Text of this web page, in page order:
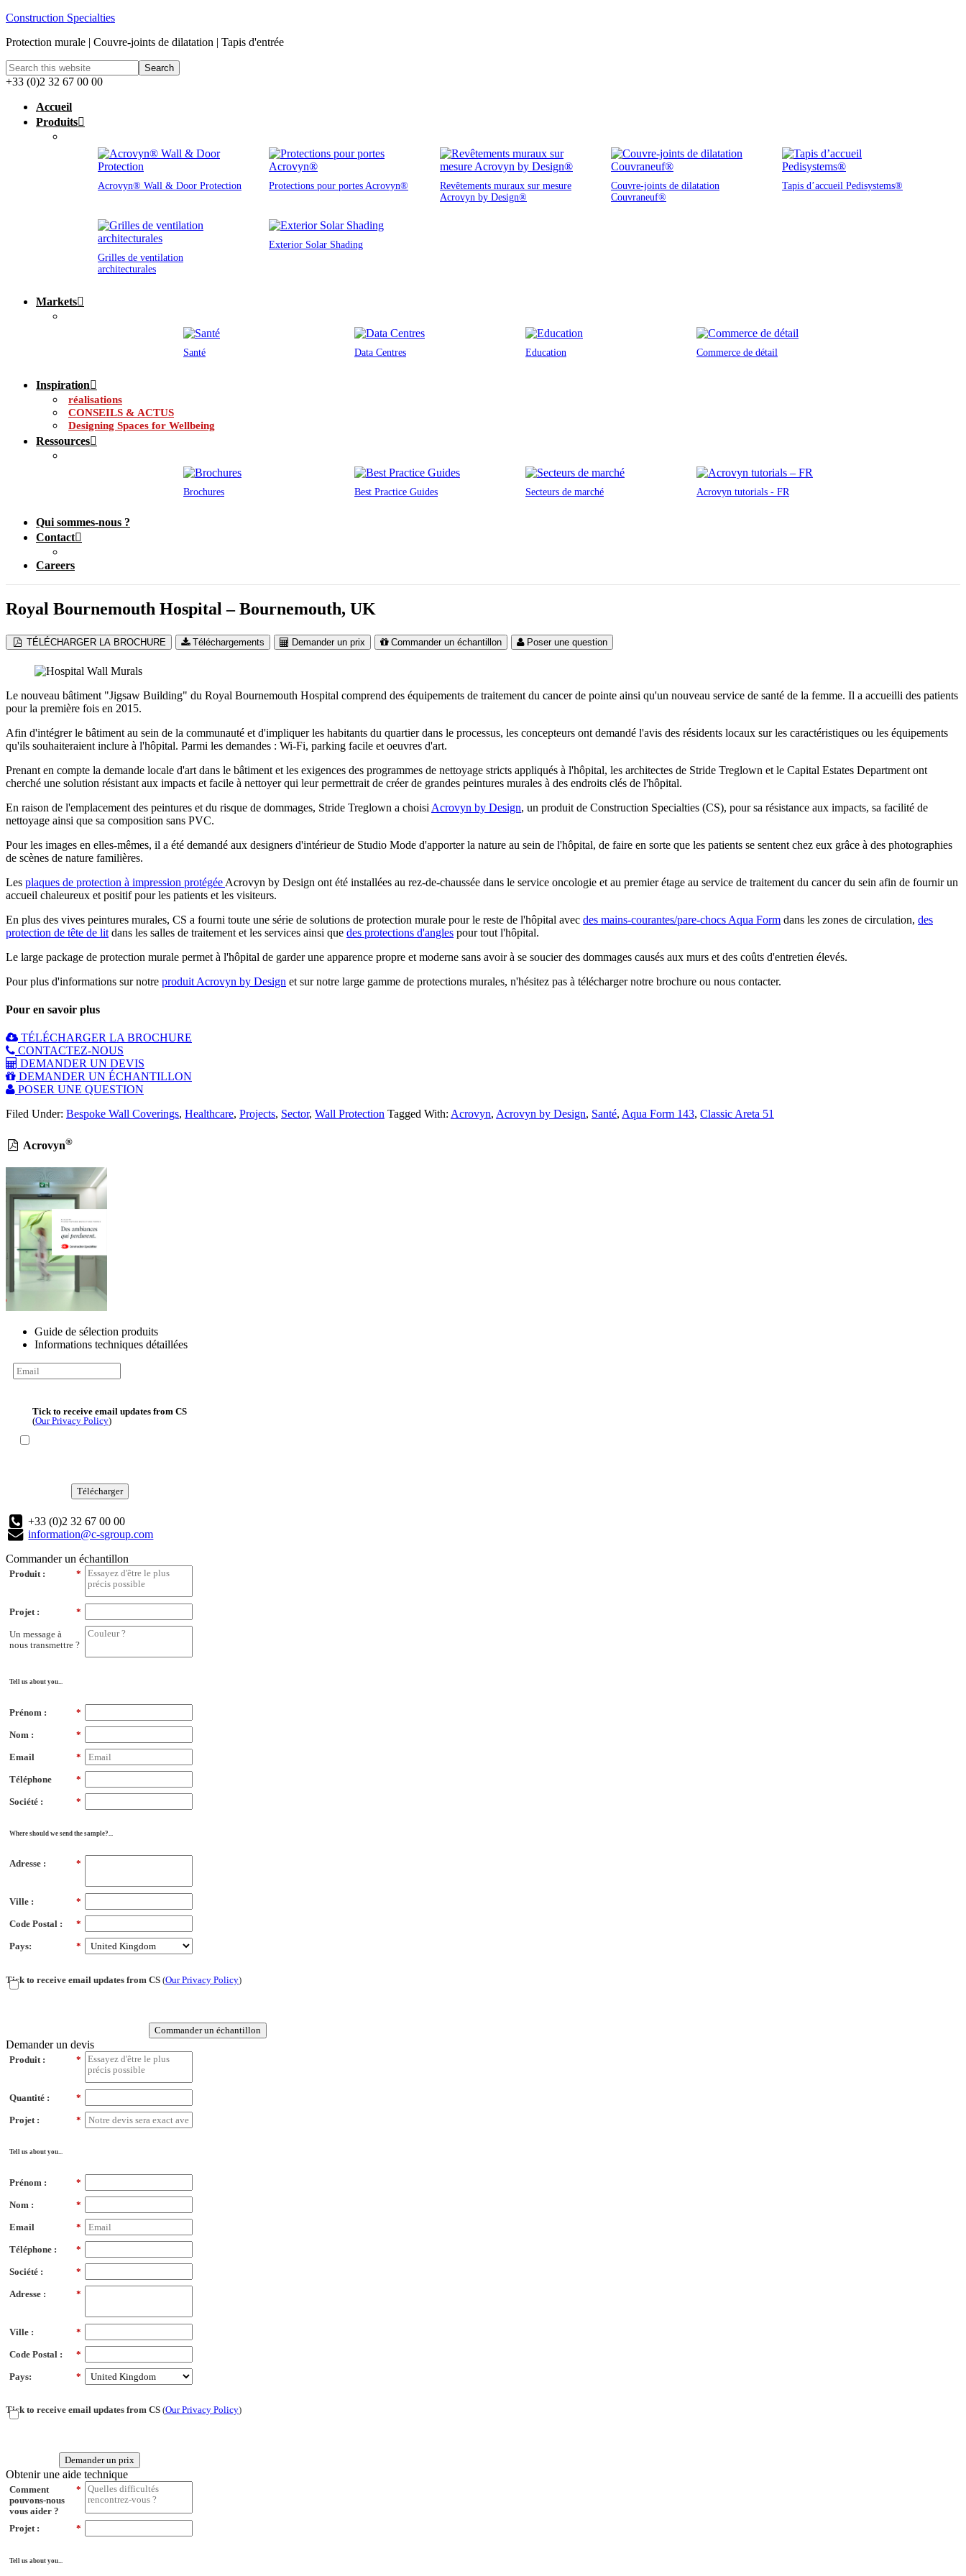
Construction Specialties
Protection murale | Couvre-joints de dilatation | Tapis d'entrée
+33 (0)2 32 67 00 00
Accueil
Produits
Acrovyn® Wall & Door Protection Protections pour portes Acrovyn®
Revêtements muraux sur mesure
Acrovyn by Design®
Couvre-joints de dilatation
Couvraneuf®
Tapis d’accueil Pedisystems®
Grilles de ventilation
architecturales
Exterior Solar Shading
Markets
Santé Data Centres Education Commerce de détail
Inspiration
réalisations
CONSEILS & ACTUS
Designing Spaces for Wellbeing
Ressources
Brochures Best Practice Guides Secteurs de marché Acrovyn tutorials - FR
Qui sommes-nous ?
Contact
Careers
Royal Bournemouth Hospital – Bournemouth, UK
TÉLÉCHARGER LA BROCHURE Téléchargements Demander un prix Commander un échantillon Poser une question
Le nouveau bâtiment "Jigsaw Building" du Royal Bournemouth Hospital comprend des équipements de traitement du cancer de pointe ainsi qu'un nouveau service de santé de la femme. Il a accueilli des patients
pour la première fois en 2015.
Afin d'intégrer le bâtiment au sein de la communauté et d'impliquer les habitants du quartier dans le processus, les concepteurs ont demandé l'avis des résidents locaux sur les caractéristiques ou les équipements
qu'ils souhaiteraient inclure à l'hôpital. Parmi les demandes : Wi-Fi, parking facile et oeuvres d'art.
Prenant en compte la demande locale d'art dans le bâtiment et les exigences des programmes de nettoyage stricts appliqués à l'hôpital, les architectes de Stride Treglown et le Capital Estates Department ont
cherché une solution résistant aux impacts et facile à nettoyer qui leur permettrait de créer de grandes peintures murales à des endroits clés de l'hôpital.
En raison de l'emplacement des peintures et du risque de dommages, Stride Treglown a choisi Acrovyn by Design, un produit de Construction Specialties (CS), pour sa résistance aux impacts, sa facilité de
nettoyage ainsi que sa composition sans PVC.
Pour les images en elles-mêmes, il a été demandé aux designers d'intérieur de Studio Mode d'apporter la nature au sein de l'hôpital, de faire en sorte que les patients se sentent chez eux grâce à des photographies
de scènes de nature familières.
Les plaques de protection à impression protégée Acrovyn by Design ont été installées au rez-de-chaussée dans le service oncologie et au premier étage au service de traitement du cancer du sein afin de fournir un
accueil chaleureux et positif pour les patients et les visiteurs.
En plus des vives peintures murales, CS a fourni toute une série de solutions de protection murale pour le reste de l'hôpital avec des mains-courantes/pare-chocs Aqua Form dans les zones de circulation, des
protection de tête de lit dans les salles de traitement et les services ainsi que des protections d'angles pour tout l'hôpital.
Le large package de protection murale permet à l'hôpital de garder une apparence propre et moderne sans avoir à se soucier des dommages causés aux murs et des coûts d'entretien élevés.
Pour plus d'informations sur notre produit Acrovyn by Design et sur notre large gamme de protections murales, n'hésitez pas à télécharger notre brochure ou nous contacter.
Pour en savoir plus
TÉLÉCHARGER LA BROCHURE
CONTACTEZ-NOUS
DEMANDER UN DEVIS
DEMANDER UN ÉCHANTILLON
POSER UNE QUESTION
Filed Under: Bespoke Wall Coverings, Healthcare, Projects, Sector, Wall Protection Tagged With: Acrovyn, Acrovyn by Design, Santé, Aqua Form 143, Classic Areta 51
Acrovyn®
Guide de sélection produits
Informations techniques détaillées
Tick to receive email updates from CS
(Our Privacy Policy)
Télécharger
+33 (0)2 32 67 00 00
information@c-sgroup.com
Commander un échantillon
*
Produit :
*
Projet :
Un message à
nous transmettre ?
Tell us about you...
*
Prénom :
*
Nom :
*
Email
*
Téléphone
*
Société :
Where should we send the sample?...
*
Adresse :
*
Ville :
*
Code Postal :
*
Pays:
Tick to receive email updates from CS (Our Privacy Policy)
Commander un échantillon
Demander un devis
*
Produit :
*
Quantité :
*
Projet :
Tell us about you...
*
Prénom :
*
Nom :
*
Email
*
Téléphone :
*
Société :
*
Adresse :
*
Ville :
*
Code Postal :
*
Pays:
Tick to receive email updates from CS (Our Privacy Policy)
Demander un prix
Obtenir une aide technique
*
Comment
pouvons-nous
vous aider ?
*
Projet :
Tell us about you...